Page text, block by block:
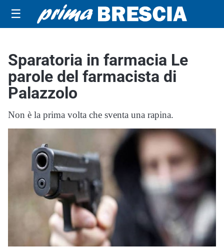
☰
Sparatoria in farmacia Le
parole del farmacista di
Palazzolo
Non è la prima volta che sventa una rapina.